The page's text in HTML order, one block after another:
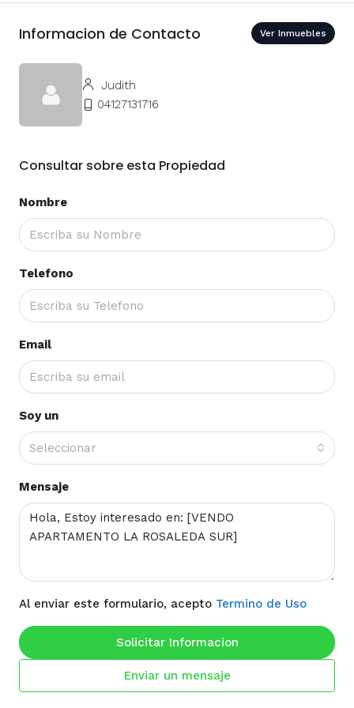
Informacion de Contacto Ver Inmuebles
Judith
04127131716
Consultar sobre esta Propiedad
Nombre
Telefono
Email
Soy un
Seleccionar
Mensaje
Al enviar este formulario, acepto Termino de Uso
Solicitar Informacion
Enviar un mensaje